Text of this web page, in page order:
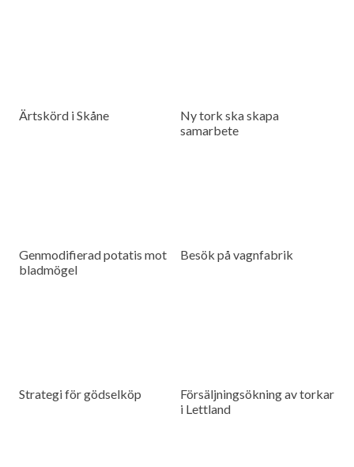
Ärtskörd i Skåne
Ny tork ska skapa
samarbete
Genmodifierad potatis mot
bladmögel
Besök på vagnfabrik
Strategi för gödselköp
Försäljningsökning av torkar
i Lettland